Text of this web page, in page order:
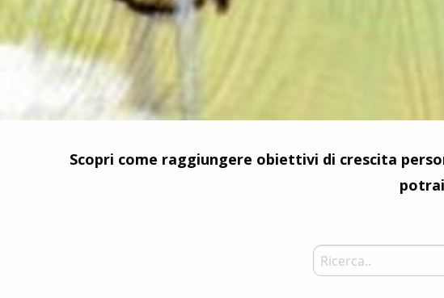
Scopri come raggiungere obiettivi di crescita